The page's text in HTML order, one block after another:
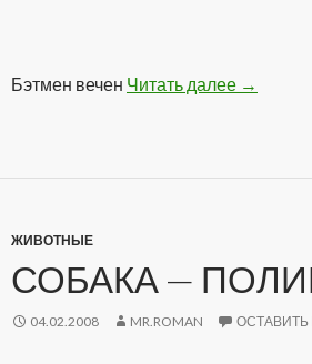
Бэтмен вечен Читать далее Бэтмен
→
ЖИВОТНЫЕ
СОБАКА —
04.02.2008 MR.ROMAN